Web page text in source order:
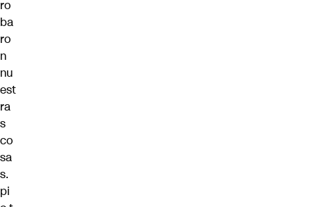
ro
ba
ro
n
nu
est
ra
s
co
sa
s.
pi